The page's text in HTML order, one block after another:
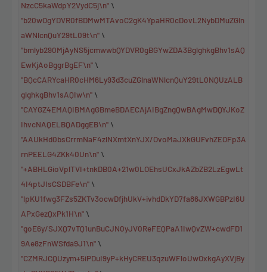
NzcC5kaWdpY2VydC5j\n" \
"b20wOgYDVR0fBDMwMTAvoC2gK4YpaHR0cDovL2NybDMuZGln
aWNlcnQuY29tL09t\n" \
"bmlyb290MjAyNS5jcmwwbQYDVR0gBGYwZDA3BglghkgBhv1sAQ
EwKjAoBggrBgEF\n" \
"BQcCARYcaHR0cHM6Ly93d3cuZGlnaWNlcnQuY29tL0NQUzALB
glghkgBhv1sAQIw\n" \
"CAYGZ4EMAQIBMAgGBmeBDAECAjAIBgZngQwBAgMwDQYJKoZ
IhvcNAQELBQADggEB\n" \
"AAUkHd0bsCrrmNaF4zlNXmtXnYJX/OvoMaJXkGUFvhZEOFp3A
rnPEELG4ZKk40Un\n" \
"+ABHLGioVplTVI+tnkDB0A+21w0LOEhsUCxJkAZbZB2LzEgwLt
4I4ptJIsCSDBFe\n" \
"lpKU1fwg3FZs5ZKTv3ocwDfjhUkV+ivhdDkYD7fa86JXWGBPzI6U
APxGezQxPk1H\n" \
"goE6y/SJXQ7vTQ1unBuCJN0yJV0ReFEQPaA1IwQvZW+cwdFD1
9Ae8zFnWSfda9J1\n" \
"CZMRJCQUzym+5iPDuI9yP+kHyCREU3qzuWFloUwOxkgAyXVjBy